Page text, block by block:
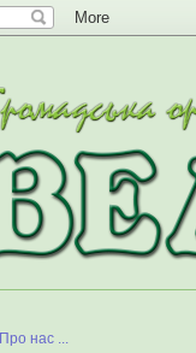
Про нас ...